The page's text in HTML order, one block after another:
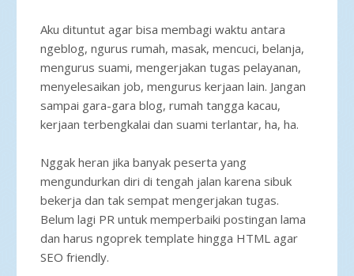
Aku dituntut agar bisa membagi waktu antara
ngeblog, ngurus rumah, masak, mencuci, belanja,
mengurus suami, mengerjakan tugas pelayanan,
menyelesaikan job, mengurus kerjaan lain. Jangan
sampai gara-gara blog, rumah tangga kacau,
kerjaan terbengkalai dan suami terlantar, ha, ha.
Nggak heran jika banyak peserta yang
mengundurkan diri di tengah jalan karena sibuk
bekerja dan tak sempat mengerjakan tugas.
Belum lagi PR untuk memperbaiki postingan lama
dan harus ngoprek template hingga HTML agar
SEO friendly.